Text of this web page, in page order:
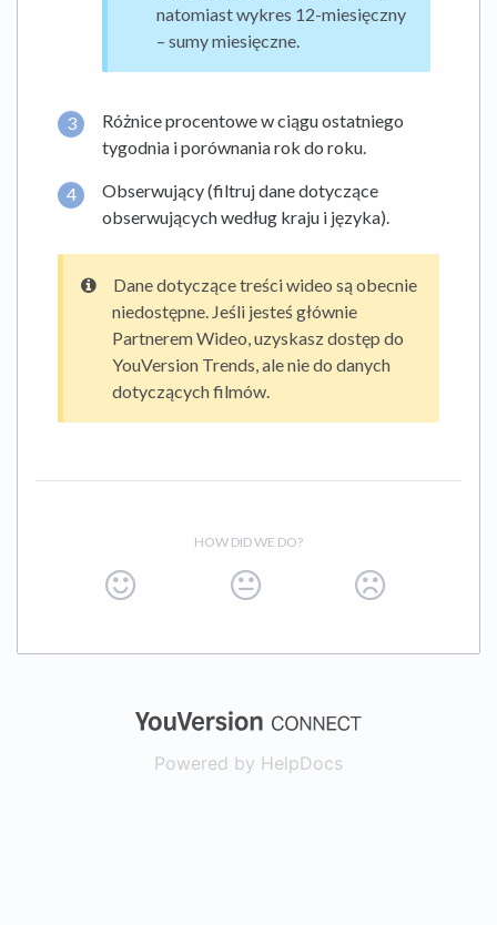
natomiast wykres 12-miesięczny
– sumy miesięczne.
Różnice procentowe w ciągu ostatniego
tygodnia i porównania rok do roku.
Obserwujący (filtruj dane dotyczące
obserwujących według kraju i języka).
Dane dotyczące treści wideo są obecnie
niedostępne. Jeśli jesteś głównie
Partnerem Wideo, uzyskasz dostęp do
YouVersion Trends, ale nie do danych
dotyczących filmów.
HOW DID WE DO?
(opens in a
Powered by HelpDocs